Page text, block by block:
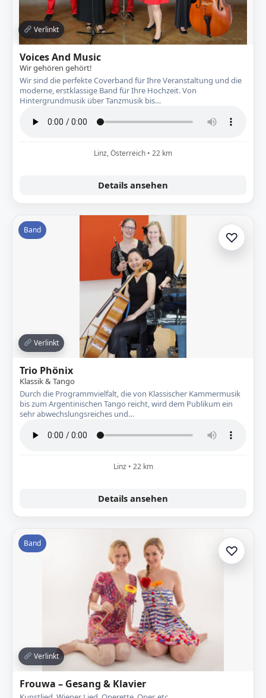
Verlinkt
Voices And Music
Wir gehören gehört!
Wir sind die perfekte Coverband für Ihre Veranstaltung und die
moderne, erstklassige Band für Ihre Hochzeit. Von
Hintergrundmusik über Tanzmusik bis…
Linz, Österreich • 22 km
Details ansehen
Band
Verlinkt
♡Zur
Trio Phönix
Klassik & Tango
Durch die Programmvielfalt, die von Klassischer Kammermusik
bis zum Argentinischen Tango reicht, wird dem Publikum ein
sehr abwechslungsreiches und…
Linz • 22 km
Details ansehen
Band
Verlinkt
♡Zur
Frouwa – Gesang & Klavier